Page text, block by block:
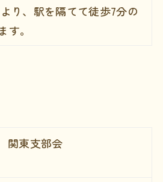
り、駅を隔てて徒歩7分の
す。
関東支部会